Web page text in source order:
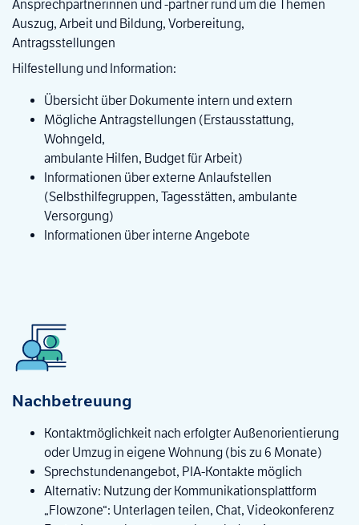
Ansprechpartnerinnen und -partner rund um die Themen
Auszug, Arbeit und Bildung, Vorbereitung,
Antragsstellungen
Hilfestellung und Information:
Übersicht über Dokumente intern und extern
Mögliche Antragstellungen (Erstausstattung,
Wohngeld,
ambulante Hilfen, Budget für Arbeit)
Informationen über externe Anlaufstellen
(Selbsthilfegruppen, Tagesstätten, ambulante
Versorgung)
Informationen über interne Angebote
Nachbetreuung
Kontaktmöglichkeit nach erfolgter Außenorientierung
oder Umzug in eigene Wohnung (bis zu 6 Monate)
Sprechstundenangebot, PIA-Kontakte möglich
Alternativ: Nutzung der Kommunikationsplattform
„Flowzone“: Unterlagen teilen, Chat, Videokonferenz